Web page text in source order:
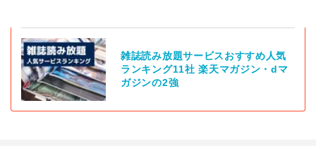
雑誌読み放題サービスおすすめ人気
ランキング11社 楽天マガジン・dマ
ガジンの2強